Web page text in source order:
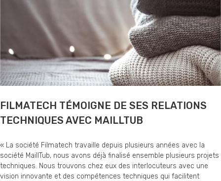
FILMATECH TÉMOIGNE DE SES RELATIONS
TECHNIQUES AVEC MAILLTUB
« La société Filmatech travaille depuis plusieurs années avec la
société MaillTub, nous avons déjà finalisé ensemble plusieurs projets
techniques. Nous trouvons chez eux des interlocuteurs avec une
vision innovante et des compétences techniques qui facilitent